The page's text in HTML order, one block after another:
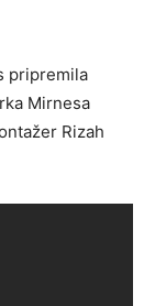
pripremila
Mirnesa
Rizah